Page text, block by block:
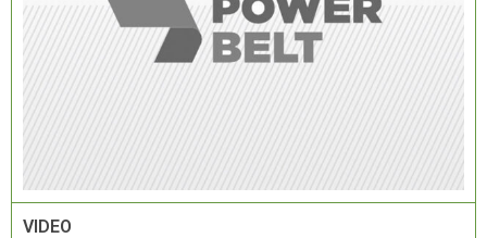
VIDEO